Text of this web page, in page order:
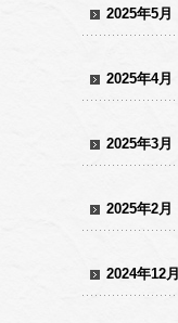
2025年5月
2025年4月
2025年3月
2025年2月
2024年12月